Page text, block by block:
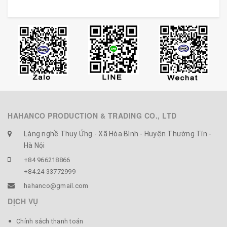
- Mã Số: MH827 (Cây Gạch Bạch Huyết Bằng Sừng)
- Số lượng: 1 chiếc
- Kích thước: Dài 11,5cm (có sai số, ngẫu nhiên)
- Lưu ý: sản phẩm này được tiện tròn, sẽ tạo ra hiện
tượng trên thân sản phẩm có những vệt nứt, nhưng
mỗi năm lớp sừng được bồi thêm nên sinh ra hiện tượng
này.
HAHANCO PRODUCTION & TRADING CO., LTD
Làng nghề Thụy Ứng - Xã Hòa Bình - Huyện Thường Tín -
Hà Nội
+84 966218866
+84.24 33772999
hahanco@gmail.com
DỊCH VỤ
Chính sách thanh toán